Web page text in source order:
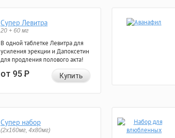
Супер Левитра
20 + 60 мг
В одной таблетке Левитра для
усиления эрекции и Дапоксетин
для продления полового акта!
от 95Р Купить
Супер набор
(2х160мг, 4х80мг)